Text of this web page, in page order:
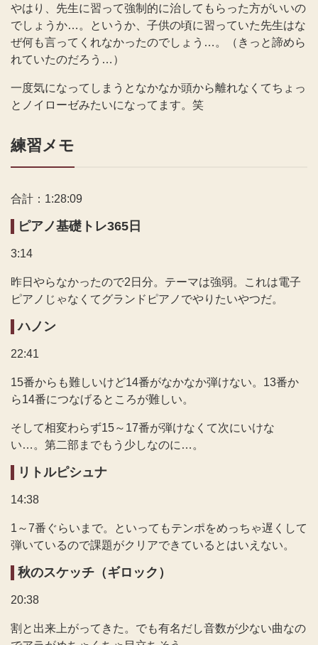
やはり、先生に習って強制的に治してもらった方がいいの
でしょうか…。というか、子供の頃に習っていた先生はな
ぜ何も言ってくれなかったのでしょう…。（きっと諦めら
れていたのだろう…）
一度気になってしまうとなかなか頭から離れなくてちょっ
とノイローゼみたいになってます。笑
練習メモ
合計：1:28:09
ピアノ基礎トレ365日
3:14
昨日やらなかったので2日分。テーマは強弱。これは電子
ピアノじゃなくてグランドピアノでやりたいやつだ。
ハノン
22:41
15番からも難しいけど14番がなかなか弾けない。13番か
ら14番につなげるところが難しい。
そして相変わらず15～17番が弾けなくて次にいけな
い…。第二部までもう少しなのに…。
リトルピシュナ
14:38
1～7番ぐらいまで。といってもテンポをめっちゃ遅くして
弾いているので課題がクリアできているとはいえない。
秋のスケッチ（ギロック）
20:38
割と出来上がってきた。でも有名だし音数が少ない曲なの